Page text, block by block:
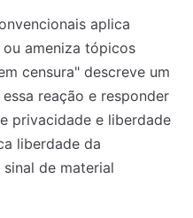
aplica
ameniza tópicos
censura" descreve um
reação e responder
privacidade e liberdade
liberdade da
de material